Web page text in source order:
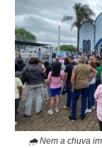
🌧️ Nem a chuva